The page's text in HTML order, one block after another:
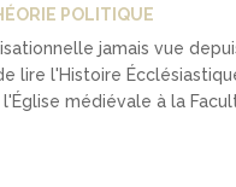
POLITIQUE
jamais vue
lire l'Histoire
médiévale à la